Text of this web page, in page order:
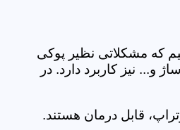
که مشکلاتی نظیر پوکی
نیز کاربرد دارد. در
قابل درمان هستند.